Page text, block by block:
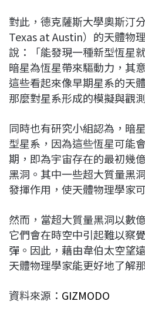
對此，德克薩斯大學奧斯汀
Texas at Austin）的天體物
說：「能發現一種新型恆星
暗星為恆星帶來驅動力，其
這些看起來像早期星系的天
那麼對星系形成的模擬與觀
同時也有研究小組認為，暗
型星系，因為這些恆星可能
期，即為宇宙存在的最初幾
黑洞。其中一些超大質量黑
發揮作用，使天體物理學家
然而，當超大質量黑洞以數
它們會在時空中引起難以察
彈。因此，藉由韋伯太空望
天體物理學家能更好地了解
資料來源： GIZMODO